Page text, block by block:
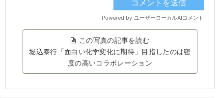
この写真の記事を読む
堀込泰行「面白い化学変化に期待」目指したのは密
度の高いコラボレーション